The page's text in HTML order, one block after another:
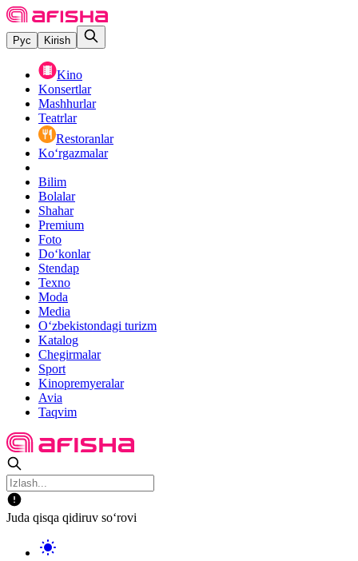
Рус Kirish
Kino
Konsertlar
Mashhurlar
Teatrlar
Restoranlar
Ko‘rgazmalar
Bilim
Bolalar
Shahar
Premium
Foto
Do‘konlar
Stendap
Texno
Moda
Media
O‘zbekistondagi turizm
Katalog
Chegirmalar
Sport
Kinopremyeralar
Avia
Taqvim
Juda qisqa qidiruv so‘rovi